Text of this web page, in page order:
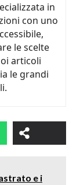
in
con uno
le scelte
articoli
le grandi
e i